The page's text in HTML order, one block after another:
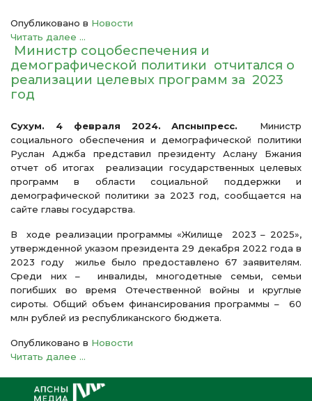
Опубликовано в Новости
Читать далее ...
Министр соцобеспечения и
демографической политики отчитался о
реализации целевых программ за 2023
год
Сухум. 4 февраля 2024. Апсныпресс. Министр
социального обеспечения и демографической политики
Руслан Аджба представил президенту Аслану Бжания
отчет об итогах реализации государственных целевых
программ в области социальной поддержки и
демографической политики за 2023 год, сообщается на
сайте главы государства.
В ходе реализации программы «Жилище 2023 – 2025»,
утвержденной указом президента 29 декабря 2022 года в
2023 году жилье было предоставлено 67 заявителям.
Среди них – инвалиды, многодетные семьи, семьи
погибших во время Отечественной войны и круглые
сироты. Общий объем финансирования программы – 60
млн рублей из республиканского бюджета.
Опубликовано в Новости
Читать далее ...